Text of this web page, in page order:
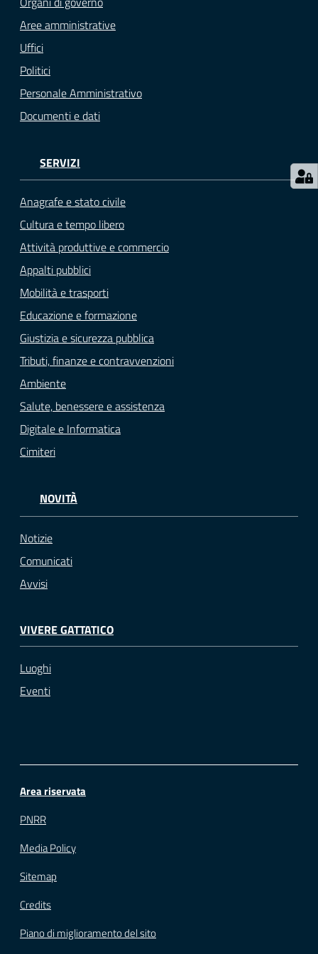
argomenti...
Seguici
su
Aree amministrative
Uffici
Politici
Personale Amministrativo
Documenti e dati
SERVIZI
Anagrafe e stato civile
Cultura e tempo libero
Attività produttive e commercio
Appalti pubblici
Mobilità e trasporti
Educazione e formazione
Giustizia e sicurezza pubblica
Tributi, finanze e contravvenzioni
Ambiente
Salute, benessere e assistenza
Digitale e Informatica
Cimiteri
NOVITÀ
Notizie
Comunicati
Avvisi
VIVERE GATTATICO
Luoghi
Eventi
Area riservata
PNRR
Media Policy
Sitemap
Credits
Piano di miglioramento del sito